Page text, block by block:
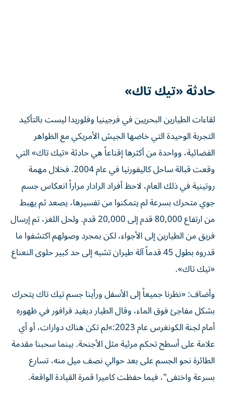
حادثة «تيك تاك»
لقاءات الطيارين البحريين في فرجينيا وفلوريدا ليست بالتأكيد
التجربة الوحيدة التي خاضها الجيش الأمريكي مع الظواهر
الفضائية، وواحدة من أكثرها إقناعاً هي حادثة «تيك تاك» التي
وقعت قبالة ساحل كاليفورنيا في عام 2004. فخلال مهمة
روتينية في ذلك العام، لاحظ أفراد الرادار مراراً انعكاس جسم
جوي متحرك بسرعة لم يتمكنوا من تفسيرها، يصعد ثم يهبط
من ارتفاع 80,000 قدم إلى 20,000 قدم. ولحل اللغز، تم إرسال
فريق من الطيارين إلى الأجواء، لكن بمجرد وصولهم اكتشفوا ما
قدروه بطول 45 قدماً آلة طيران تشبه إلى حد كبير حلوى النعناع
«تيك تاك».
وأضاف: «نظرنا جميعاً إلى الأسفل ورأينا جسم تيك تاك يتحرك
بشكل مفاجئ فوق الماء، وقال الطيار ديفيد فرافور في ظهوره
أمام لجنة الكونغرس عام 2023:»لم تكن هناك دوارات، أو أي
علامة على أسطح تحكم مرئية مثل الأجنحة. بينما سحبنا مقدمة
الطائرة نحو الجسم على بعد حوالي نصف ميل منه، تسارع
بسرعة واختفى"، فيما حفظت كاميرا قمرة القيادة الواقعة.